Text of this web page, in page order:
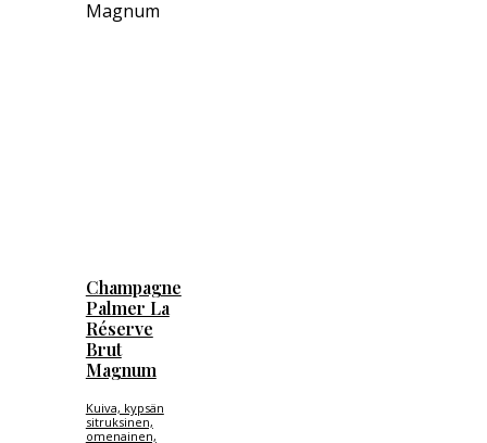
Champagne
Palmer La
Réserve
Brut
Magnum
Kuiva, kypsän
sitruksinen,
omenainen,